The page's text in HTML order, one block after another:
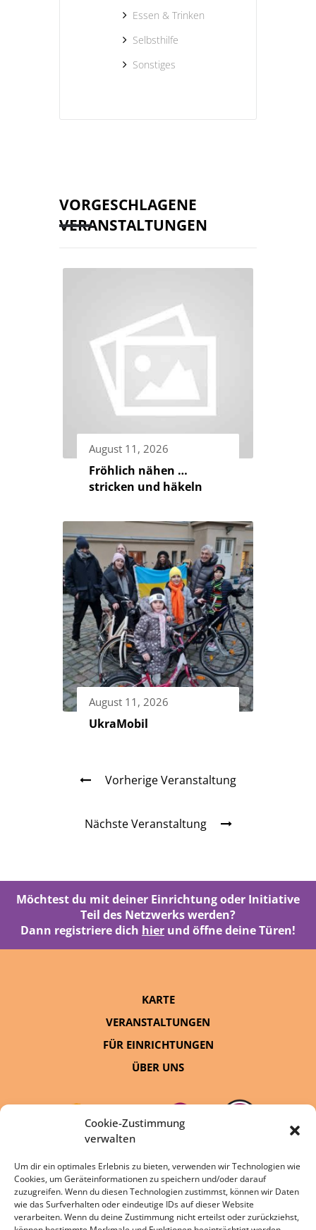
Cookie-Zustimmung
verwalten
Um dir ein optimales Erlebnis zu bieten, verwenden wir Technologien wie
Cookies, um Geräteinformationen zu speichern und/oder darauf
zuzugreifen. Wenn du diesen Technologien zustimmst, können wir Daten
wie das Surfverhalten oder eindeutige IDs auf dieser Website
verarbeiten. Wenn du deine Zustimmung nicht erteilst oder zurückziehst,
Essen & Trinken
Selbsthilfe
Sonstiges
VORGESCHLAGENE
VERANSTALTUNGEN
August 11, 2026
Fröhlich nähen …
stricken und häkeln
August 11, 2026
UkraMobil
Vorherige Veranstaltung
Nächste Veranstaltung
Möchtest du mit deiner Einrichtung oder Initiative
Teil des Netzwerks werden?
Dann registriere dich hier und öffne deine Türen!
eine Initiative von:
KARTE
VERANSTALTUNGEN
FÜR EINRICHTUNGEN
ÜBER UNS